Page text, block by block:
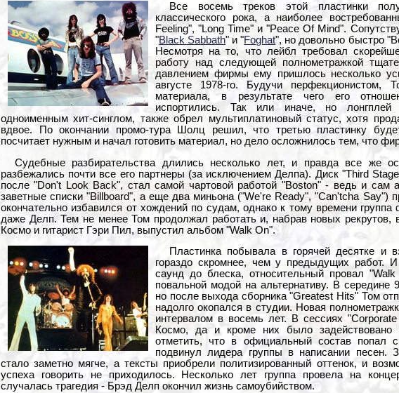
Все восемь треков этой пластинки
классического рока, а наиболее
Feeling", "Long Time" и "Peace Of Mind".
"Black Sabbath" и "Foghat", но довольно быстро
Несмотря на то, что лейбл требовал
работу над следующей полнометражкой
давлением фирмы ему пришлось несколько
августе 1978-го. Будучи перфекционистом,
материала, в результате чего его
испортились. Так или иначе, но
одноименным хит-синглом, также обрел мультиплатиновый статус, хотя
вдвое. По окончании промо-тура Шолц решил, что третью пластинку
посчитает нужным и начал готовить материал, но дело осложнилось тем, что
Судебные разбирательства длились несколько лет, и правда все же
разбежались почти все его партнеры (за исключением Делпа). Диск "Third
после "Don't Look Back", стал самой чартовой работой "Boston" - ведь и сам
заветные списки "Billboard", а еще два миньона ("We're Ready", "Can'tcha Say")
окончательно избавился от хождений по судам, однако к тому времени
даже Делп. Тем не менее Том продолжал работать и, набрав новых рекрутов,
Космо и гитарист Гэри Пил, выпустил альбом "Walk On".
Пластинка побывала в горячей десятке и
гораздо скромнее, чем у предыдущих работ.
саунд до блеска, относительный провал
повальной модой на альтернативу. В середине
но после выхода сборника "Greatest Hits" Том
надолго окопался в студии. Новая
интервалом в восемь лет. В сессиях
Космо, да и кроме них было задействовано
отметить, что в официальный состав попал
подвинул лидера группы в написании песен.
стало заметно мягче, а тексты приобрели политизированный оттенок, и
успеха говорить не приходилось. Несколько лет группа провела на
случалась трагедия - Брэд Делп окончил жизнь самоубийством.